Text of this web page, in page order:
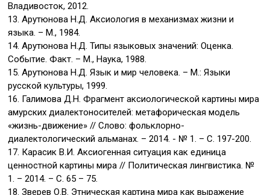
Владивосток, 2012.
13. Арутюнова Н.Д. Аксиология в механизмах жизни и
языка. – М., 1984.
14. Арутюнова Н.Д. Типы языковых значений: Оценка.
Событие. Факт. – М., Наука, 1988.
15. Арутюнова Н.Д. Язык и мир человека. – М.: Языки
русской культуры, 1999.
16. Галимова Д.Н. Фрагмент аксиологической картины мира
амурских диалектоносителей: метафорическая модель
«жизнь-движение» // Слово: фольклорно-
диалектологический альманах. – 2014. - № 1. – С. 197-200.
17. Карасик В.И. Аксиогенная ситуация как единица
ценностной картины мира // Политическая лингвистика. №
1. – 2014. – С. 65 – 75.
18. Зверев О.В. Этническая картина мира как выражение